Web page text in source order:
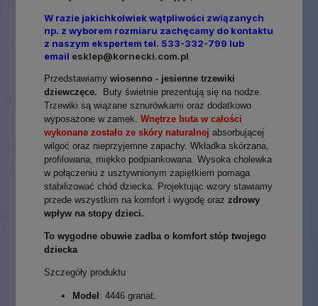
W razie jakichkolwiek wątpliwości związanych
np. z wyborem rozmiaru zachęcamy do kontaktu
z naszym ekspertem tel. 533-332-799 lub
email esklep@kornecki.com.pl
Przedstawiamywiosenno - jesienne trzewiki
dziewczęce.
Buty świetnie prezentują się na nodze.
Trzewiki są wiązane sznurówkami oraz dodatkowo
wyposażone w zamek.
Wnętrze buta w całości
wykonane zostało ze skóry naturalnej absorbującej
wilgoć oraz nieprzyjemne zapachy. Wkładka skórzana,
profilowana, miękko podpiankowana. Wysoka cholewka
w połączeniu z usztywnionym zapiętkiem pomaga
stabilizować chód dziecka. Projektując wzory stawiamy
przede wszystkim na komfort i wygodę orazzdrowy
wpływ na stopy dzieci.
To wygodne obuwie zadba o komfort stóp twojego
dziecka
Szczegóły produktu
Model: 4446 granat.